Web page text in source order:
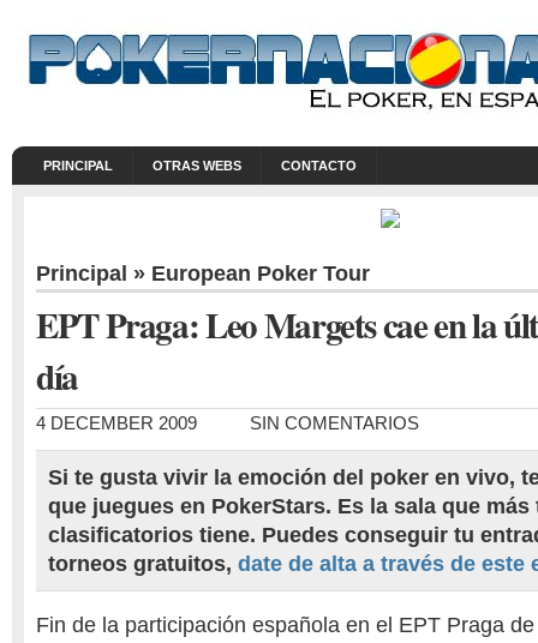
PRINCIPAL OTRAS WEBS CONTACTO
Principal » European Poker Tour
EPT Praga: Leo Margets cae en la
día
4 DECEMBER 2009 SIN COMENTARIOS
Si te gusta vivir la emoción del poker en vivo,
que juegues en PokerStars. Es la sala que más
clasificatorios tiene. Puedes conseguir tu
torneos gratuitos, date de alta a través de este
Fin de la participación española en el EPT Praga de